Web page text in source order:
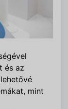
és az
mint